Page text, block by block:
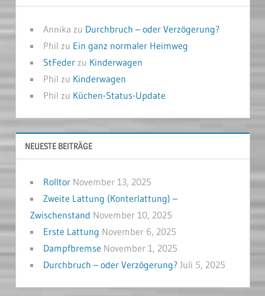
Annika zu Durchbruch – oder Verzögerung?
Phil zu Ein ganz normaler Heimweg
StFederzu Kinderwagen
Phil zu Kinderwagen
Phil zu Küchen-Status-Update
NEUESTE BEITRÄGE
Rolltor November 13, 2025
Zweite Lattung (Konterlattung) –
Zwischenstand November 10, 2025
Erste Lattung November 6, 2025
Dampfbremse November 1, 2025
Durchbruch – oder Verzögerung? Juli 5, 2025